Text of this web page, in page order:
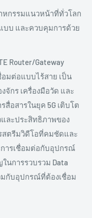
กรรมแนวหน้าที่ทั่วโลก
บบ และควบคุมการด้วย
Router/Gateway
มต่อแบบไร้สาย เป็น
จักร เครื่องมือวัด และ
อสารในยุค 5G เติบโต
และประสิทธิภาพของ
รสตรีมวิดีโอที่คมชัดและ
การเชื่อมต่อกับอุปกรณ์
นการรวบรวม Data
กับอุปกรณ์ที่ต้องเชื่อม